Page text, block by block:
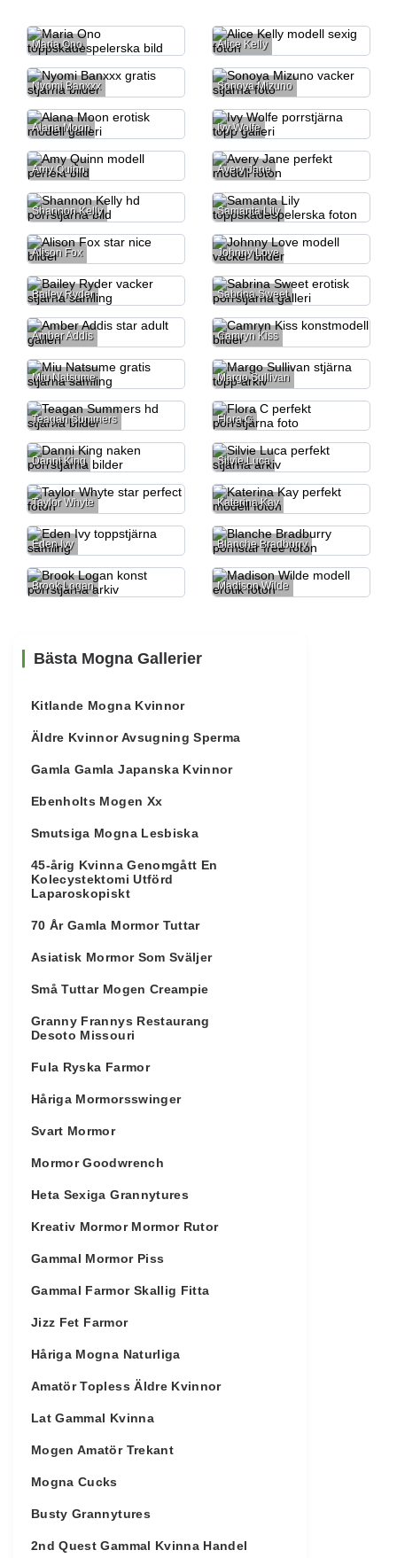
Maria Ono Alice Kelly
Nyomi Banxxx Sonoya Mizuno
Alana Moon Ivy Wolfe
Amy Quinn Avery Jane
Shannon Kelly Samanta Lily
Alison Fox Johnny Love
Bailey Ryder Sabrina Sweet
Amber Addis Camryn Kiss
Miu Natsume Margo Sullivan
Teagan Summers Flora C
Danni King Silvie Luca
Taylor Whyte Katerina Kay
Eden Ivy Blanche Bradburry
Brook Logan Madison Wilde
Bästa Mogna Gallerier
Kitlande Mogna Kvinnor
Äldre Kvinnor Avsugning Sperma
Gamla Gamla Japanska Kvinnor
Ebenholts Mogen Xx
Smutsiga Mogna Lesbiska
45-årig Kvinna Genomgått En
Kolecystektomi Utförd
Laparoskopiskt
70 År Gamla Mormor Tuttar
Asiatisk Mormor Som Sväljer
Små Tuttar Mogen Creampie
Granny Frannys Restaurang
Desoto Missouri
Fula Ryska Farmor
Håriga Mormorsswinger
Svart Mormor
Mormor Goodwrench
Heta Sexiga Grannytures
Kreativ Mormor Mormor Rutor
Gammal Mormor Piss
Gammal Farmor Skallig Fitta
Jizz Fet Farmor
Håriga Mogna Naturliga
Amatör Topless Äldre Kvinnor
Lat Gammal Kvinna
Mogen Amatör Trekant
Mogna Cucks
Busty Grannytures
2nd Quest Gammal Kvinna Handel